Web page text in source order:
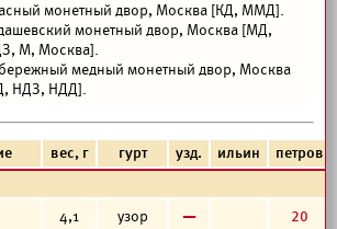
монетный двор, Москва [КД, ММД].
монетный двор, Москва [МД,
М, Москва].
медный монетный двор, Москва
НДЗ, НДД].
вес, г гурт узд. ильин
петров
4,1 узор в 20